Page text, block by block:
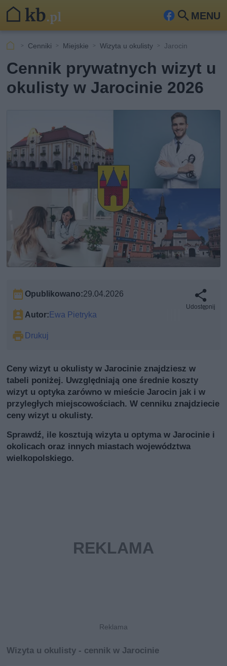
MENU
Fa
ook
Szu
kaj
Cenniki Miejskie Wizyta u okulisty Jarocin
Cennik prywatnych wizyt u
okulisty w Jarocinie 2026
Opublikowano:29.04.2026
Autor: Ewa Pietryka
Drukuj
Udostępnij
Ceny wizyt u okulisty w Jarocinie znajdziesz w
tabeli poniżej. Uwzględniają one średnie koszty
wizyt u optyka zarówno w mieście Jarocin jak i w
przyległych miejscowościach. W cenniku znajdziecie
ceny wizyt u okulisty.
Sprawdź, ile kosztują wizyta u optyma w Jarocinie i
okolicach oraz innych miastach województwa
wielkopolskiego.
Wizyta u okulisty - cennik w Jarocinie